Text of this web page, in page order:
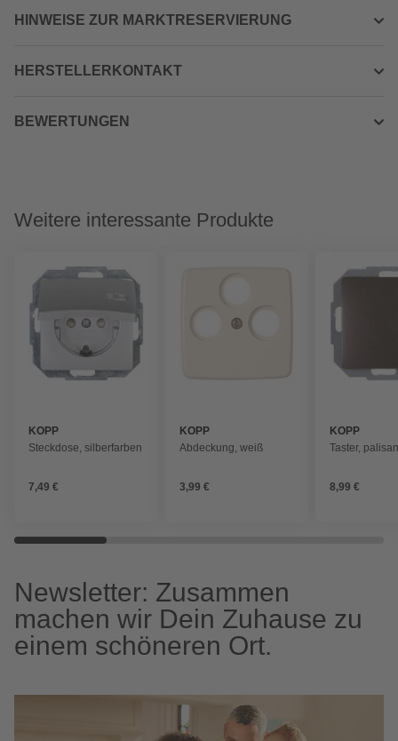
HINWEISE ZUR MARKTRESERVIERUNG
HERSTELLERKONTAKT
BEWERTUNGEN
Weitere interessante Produkte
KOPP
Steckdose, silberfarben
7,49 €
KOPP
Abdeckung, weiß
3,99 €
KOPP
Taster,
8,99 €
Newsletter: Zusammen
machen wir Dein Zuhause zu
einem schöneren Ort.